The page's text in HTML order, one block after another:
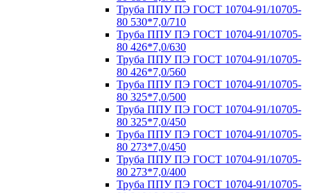
Труба ППУ ПЭ ГОСТ 10704-91/10705-
80 530*7,0/710
Труба ППУ ПЭ ГОСТ 10704-91/10705-
80 426*7,0/630
Труба ППУ ПЭ ГОСТ 10704-91/10705-
80 426*7,0/560
Труба ППУ ПЭ ГОСТ 10704-91/10705-
80 325*7,0/500
Труба ППУ ПЭ ГОСТ 10704-91/10705-
80 325*7,0/450
Труба ППУ ПЭ ГОСТ 10704-91/10705-
80 273*7,0/450
Труба ППУ ПЭ ГОСТ 10704-91/10705-
80 273*7,0/400
Труба ППУ ПЭ ГОСТ 10704-91/10705-